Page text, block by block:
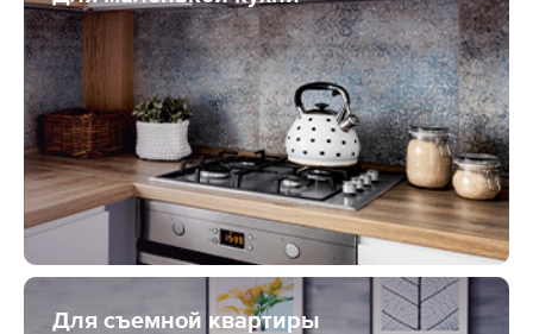
Для съемной квартиры